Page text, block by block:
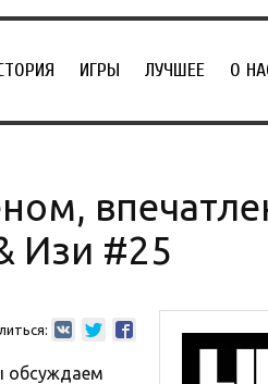
ИГРЫ ЛУЧШЕЕ О
Изи #25
обсуждаем